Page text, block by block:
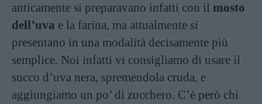
anticamente si preparavano infatti con il mosto
dell’uva e la farina, ma attualmente si
presentano in una modalità decisamente più
semplice. Noi infatti vi consigliamo di usare il
succo d’uva nera, spremendola cruda, e
aggiungiamo un po’ di zucchero. C’è però chi